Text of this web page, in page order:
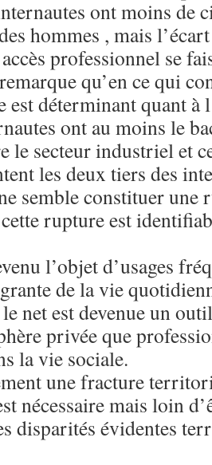
ont moins de
hommes , mais
professionnel se
qu’en ce qui
est déterminant quant
ont au moins le
le secteur industriel et
les deux tiers des
semble constituer une
rupture est
l’objet d’usages
de la vie
net est devenue un
privée que
la vie sociale.
une fracture
nécessaire mais loin
disparités évidentes